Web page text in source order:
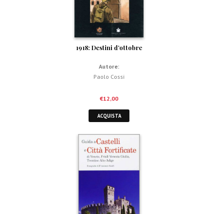
1918: Destini d’ottobre
Autore:
Paolo Cossi
€12,00
ACQUISTA